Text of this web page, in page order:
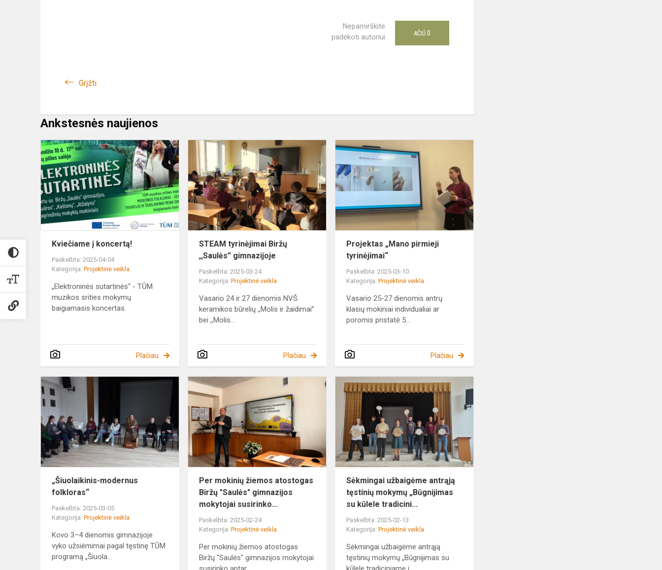
Nepamirškite
padėkoti autoriui
AČIŪ 0
Grįžti
Ankstesnės naujienos
Kviečiame
į
koncertą!
Kviečiame į koncertą!
Paskelbta: 2025-04-04
Kategorija: Projektinė veikla
„Elektroninės sutartinės“ - TŪM
muzikos srities mokymų
baigiamasis koncertas.
Plačiau
STEAM
tyrinėjimai
Biržų
,,Saulės”
gimnazijoje
STEAM tyrinėjimai Biržų
,,Saulės” gimnazijoje
Paskelbta: 2025-03-24
Kategorija:Projektinė veikla
Vasario 24 ir 27 dienomis NVŠ
keramikos būrelių ,,Molis ir žaidimai”
bei ,,Molis...
Plačiau
Projektas „Mano pirmieji
tyrinėjimai“
Paskelbta: 2025-03-10
Kategorija:Projektinė veikla
Vasario 25-27 dienomis antrų
klasių mokiniai individualiai ar
poromis pristatė 5...
Plačiau
„Šiuolaikinis-
modernus
folkloras“
„Šiuolaikinis-modernus
folkloras“
Paskelbta: 2025-03-05
Kategorija: Projektinė veikla
Kovo 3–4 dienomis gimnazijoje
vyko užsiėmimai pagal tęstinę TŪM
programą „Šiuola...
Per
mokinių
žiemos
atostogas
Biržų
"Saulės"
gimnazijos
moky...
Per mokinių žiemos atostogas
Biržų "Saulės" gimnazijos
mokytojai susirinko...
Paskelbta: 2025-02-24
Kategorija:Projektinė veikla
Per mokinių žiemos atostogas
Biržų "Saulės" gimnazijos mokytojai
antrąją
Sėkmingai užbaigėme antrąją
tęstinių mokymų „Būgnijimas
su kūlele tradicini...
Paskelbta: 2025-02-13
Kategorija:Projektinė veikla
Sėkmingai užbaigėme antrąją
tęstinių mokymų „Būgnijimas su